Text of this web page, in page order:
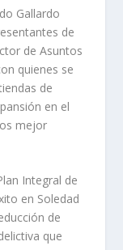
Gallardo
de
de Asuntos
quienes se
de
en el
mejor
Integral de
en Soledad
de
que